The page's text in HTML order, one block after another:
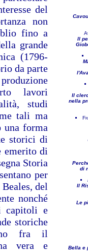
del
non
fino a
grande
(1796-
da parte
lavori
studi
tali ma
una forma
storici di
emerito di
Storia
per
del
nonché
capitoli e
storiche
fra il
vera e
Il
Il
nella
di
Il
Le
Bella e